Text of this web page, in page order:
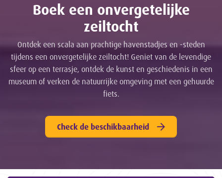
Boek een onvergetelijke
zeiltocht
Ontdek een scala aan prachtige havenstadjes en -steden
tijdens een onvergetelijke zeiltocht! Geniet van de levendige
sfeer op een terrasje, ontdek de kunst en geschiedenis in een
museum of verken de natuurrijke omgeving met een gehuurde
fiets.
Check de beschikbaarheid